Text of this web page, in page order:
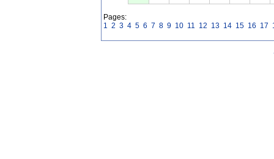
Pages:
1 2 3 4 5 6 7 8 9 10 11 12 13 14 15 16 17